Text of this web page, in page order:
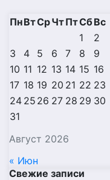
Август 2026
ПнВтСрЧтПтСбВс
1
2
3
4 5 6 7 8
9
10 11 12 13 14 15 16
17 18 19 20 21 22 23
24 25 26 27 28 29 30
31
« Июн
Свежие записи